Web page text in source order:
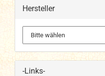
Hersteller
-Links-